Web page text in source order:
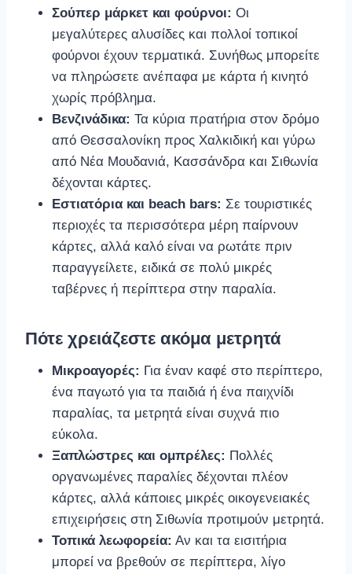
Σούπερ μάρκετ και φούρνοι: Οι
μεγαλύτερες αλυσίδες και πολλοί τοπικοί
φούρνοι έχουν τερματικά. Συνήθως μπορείτε
να πληρώσετε ανέπαφα με κάρτα ή κινητό
χωρίς πρόβλημα.
Βενζινάδικα: Τα κύρια πρατήρια στον δρόμο
από Θεσσαλονίκη προς Χαλκιδική και γύρω
από Νέα Μουδανιά, Κασσάνδρα και Σιθωνία
δέχονται κάρτες.
Εστιατόρια και beach bars: Σε τουριστικές
περιοχές τα περισσότερα μέρη παίρνουν
κάρτες, αλλά καλό είναι να ρωτάτε πριν
παραγγείλετε, ειδικά σε πολύ μικρές
ταβέρνες ή περίπτερα στην παραλία.
Πότε χρειάζεστε ακόμα μετρητά
Μικροαγορές: Για έναν καφέ στο περίπτερο,
ένα παγωτό για τα παιδιά ή ένα παιχνίδι
παραλίας, τα μετρητά είναι συχνά πιο
εύκολα.
Ξαπλώστρες και ομπρέλες: Πολλές
οργανωμένες παραλίες δέχονται πλέον
κάρτες, αλλά κάποιες μικρές οικογενειακές
επιχειρήσεις στη Σιθωνία προτιμούν μετρητά.
Τοπικά λεωφορεία: Αν και τα εισιτήρια
μπορεί να βρεθούν σε περίπτερα, λίγο